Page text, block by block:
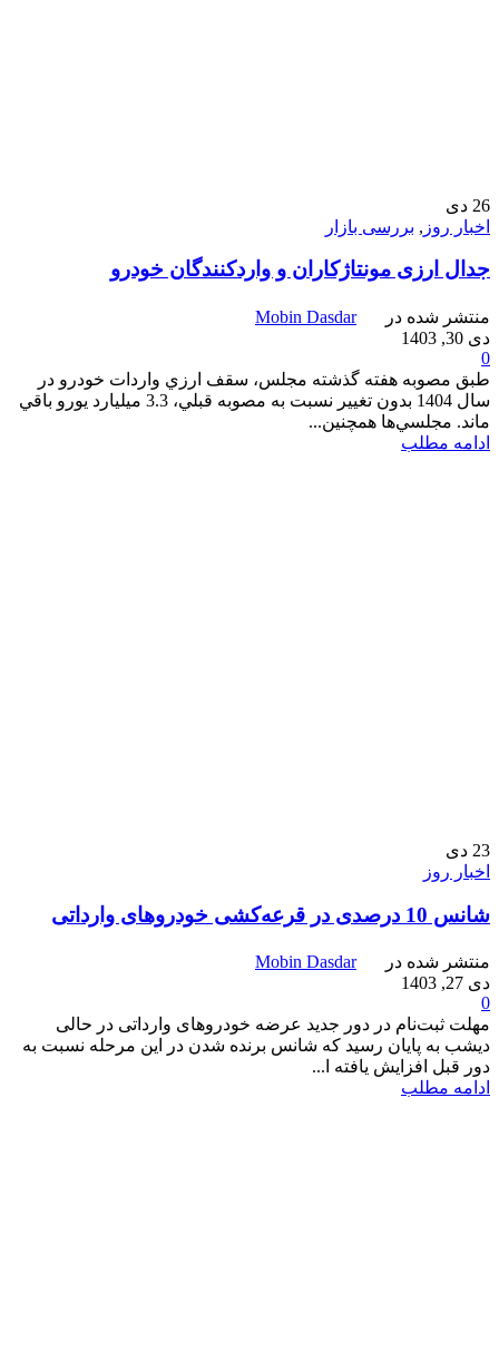
26 دی
اخبار روز , بررسی بازار
جدال ارزی مونتاژكاران و واردکنندگان خودرو
منتشر شده در
Mobin Dasdar
دی 30, 1403
0
طبق مصوبه هفته گذشته مجلس، سقف ارزي واردات خودرو در
سال 1404 بدون تغيير نسبت به مصوبه قبلي، 3.3 ميليارد يورو باقي
ماند. مجلسي‌ها همچنين...
ادامه مطلب
23 دی
اخبار روز
شانس 10 درصدی در قرعه‌کشی خودروهای وارداتی‌
منتشر شده در
Mobin Dasdar
دی 27, 1403
0
مهلت ثبت‌نام در دور جدید عرضه خودروهای وارداتی در حالی
دیشب به پایان رسید که شانس برنده شدن در این مرحله نسبت به
دور قبل افزایش یافته ا...
ادامه مطلب